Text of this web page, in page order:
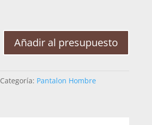
Añadir al presupuesto
Categoría: Pantalon Hombre